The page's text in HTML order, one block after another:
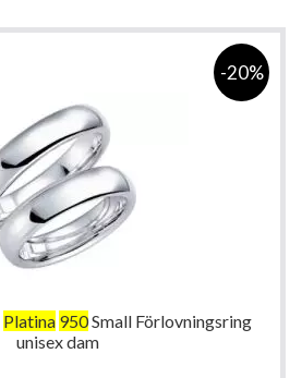
-20%
Platina 950Small Förlovningsring
unisex dam